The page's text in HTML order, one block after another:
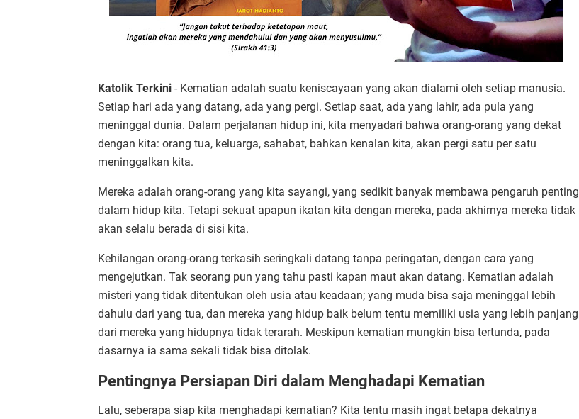
Katolik Terkini - Kematian adalah suatu keniscayaan yang akan dialami oleh setiap manusia.
Setiap hari ada yang datang, ada yang pergi. Setiap saat, ada yang lahir, ada pula yang
meninggal dunia. Dalam perjalanan hidup ini, kita menyadari bahwa orang-orang yang dekat
dengan kita: orang tua, keluarga, sahabat, bahkan kenalan kita, akan pergi satu per satu
meninggalkan kita.
Mereka adalah orang-orang yang kita sayangi, yang sedikit banyak membawa pengaruh penting
dalam hidup kita. Tetapi sekuat apapun ikatan kita dengan mereka, pada akhirnya mereka tidak
akan selalu berada di sisi kita.
Kehilangan orang-orang terkasih seringkali datang tanpa peringatan, dengan cara yang
mengejutkan. Tak seorang pun yang tahu pasti kapan maut akan datang. Kematian adalah
misteri yang tidak ditentukan oleh usia atau keadaan; yang muda bisa saja meninggal lebih
dahulu dari yang tua, dan mereka yang hidup baik belum tentu memiliki usia yang lebih panjang
dari mereka yang hidupnya tidak terarah. Meskipun kematian mungkin bisa tertunda, pada
dasarnya ia sama sekali tidak bisa ditolak.
Pentingnya Persiapan Diri dalam Menghadapi Kematian
Lalu, seberapa siap kita menghadapi kematian? Kita tentu masih ingat betapa dekatnya